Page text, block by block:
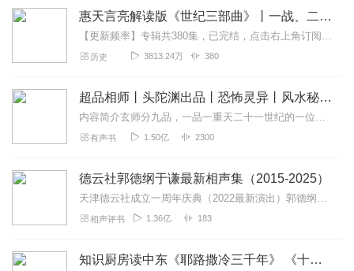
惠天言亮解读版《世纪三部曲》丨一战、二战、冷战
【更新频率】专辑共380集，已完结，点击右上角订阅按钮，VIP免费听！【社群福利】2024熊猫君听书社群全新升级，欢迎熊猫君的粉丝听友们入群交流，更多新鲜玩法和...
历史 3813.24万 380
超品相师丨头陀渊出品丨恐怖灵异丨风水秘术丨都市生活丨全网最新版本丨VIP免费
内容简介玄师分九品，一品一重天二十一世纪的一位普通青年偶获诸葛亮生前的玄学传承，没有大志向的秦宇，只想守着老婆孩子热炕头，却机缘巧合一步步走上玄师之巅，成就超...
有声书 1.50亿 2300
德云社郭德纲于谦最新相声集（2015-2025）
天津德云社成立一周年庆典（2022最新演出）郭德纲、于谦领衔，云鹤九霄众弟子集结！【全明星场】张云雷杨九郎爆笑演绎《白娘子》点我去听【特别奉献场】郭德纲张云...
相声评书 1.36亿 183
知识厨房读中东《耶路撒冷三千年》 《十字军的故事》《奥斯曼帝国与土耳其》人话解读 | 读懂巴以冲突、叙利亚